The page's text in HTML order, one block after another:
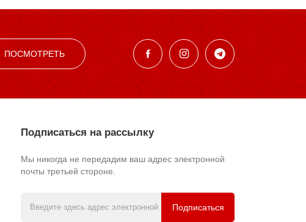
ПОСМОТРЕТЬ
Подписаться на рассылку
Мы никогда не передадим ваш адрес электронной
почты третьей стороне.
Подписаться